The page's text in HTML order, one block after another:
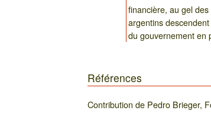
financière, au gel
argentins
du gouvernement en
Références
Contribution de Pedro Brieger,